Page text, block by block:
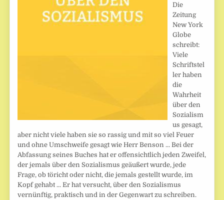
Die
Zeitung
New York
Globe
schreibt:
Viele
Schriftstel
ler haben
die
Wahrheit
über den
Sozialism
us gesagt,
aber nicht viele haben sie so rassig und mit so viel Feuer
und ohne Umschweife gesagt wie Herr Benson ... Bei der
Abfassung seines Buches hat er offensichtlich jeden Zweifel,
der jemals über den Sozialismus geäußert wurde, jede
Frage, ob töricht oder nicht, die jemals gestellt wurde, im
Kopf gehabt ... Er hat versucht, über den Sozialismus
vernünftig, praktisch und in der Gegenwart zu schreiben.